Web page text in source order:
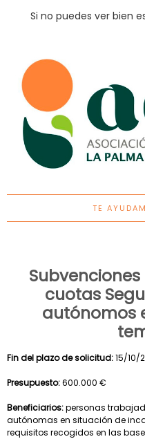
Si no puedes ver bien
TE
cuotas
autónomos
Fin del plazo de solicitud:15/10/
Presupuesto:600.000 €
Beneficiarios:personas
autónomas en situación de
requisitos recogidos en las